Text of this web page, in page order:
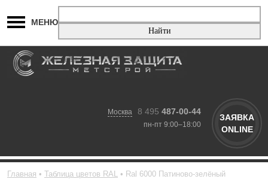
МЕНЮ
Москва 8 495 487-00-44
пн-пт 9:00–18:00
ЗАЯВКА
ONLINE
Главная Таблица цветов RAL Ral 6000 Патиново-зелёный